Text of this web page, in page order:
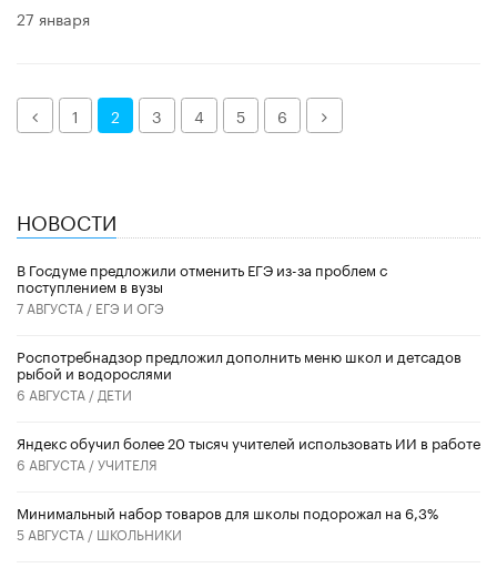
27 января
Назад1 2 3 4 5 6 Далее
НОВОСТИ
В Госдуме предложили отменить ЕГЭ из-за проблем с
поступлением в вузы
7 АВГУСТА / ЕГЭ И ОГЭ
Роспотребнадзор предложил дополнить меню школ и детсадов
рыбой и водорослями
6 АВГУСТА / ДЕТИ
​Яндекс обучил более 20 тысяч учителей использовать ИИ в работе
6 АВГУСТА /УЧИТЕЛЯ
Минимальный набор товаров для школы подорожал на 6,3%
5 АВГУСТА / ШКОЛЬНИКИ